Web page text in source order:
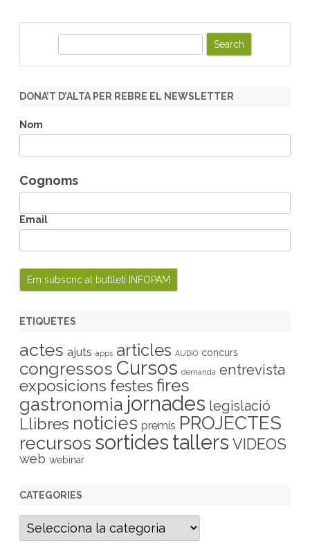
r
h
DONA’T D’ALTA PER REBRE EL NEWSLETTER
Nom
Cognoms
Email
ETIQUETES
actes ajuts apps articles AUDIO concurs
congressos Cursos demanda entrevista
exposicions festesfires
gastronomia jornades legislació
Llibres noticies premis PROJECTES
recursos sortides tallers VIDEOS
web webinar
CATEGORIES
C
t